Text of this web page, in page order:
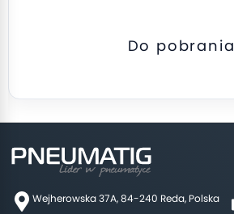
Do pobrania
Wejherowska 37A, 84-240 Reda, Polska